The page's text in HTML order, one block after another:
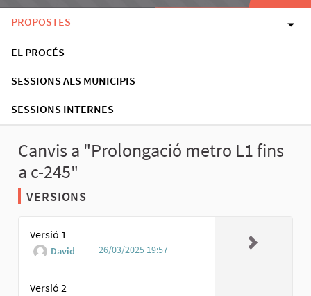
PROPOSTES
EL PROCÉS
SESSIONS ALS MUNICIPIS
SESSIONS INTERNES
Canvis a "Prolongació metro L1 fins
a c-245"
VERSIONS
Versió 1
David 26/03/2025 19:57
Versió 2